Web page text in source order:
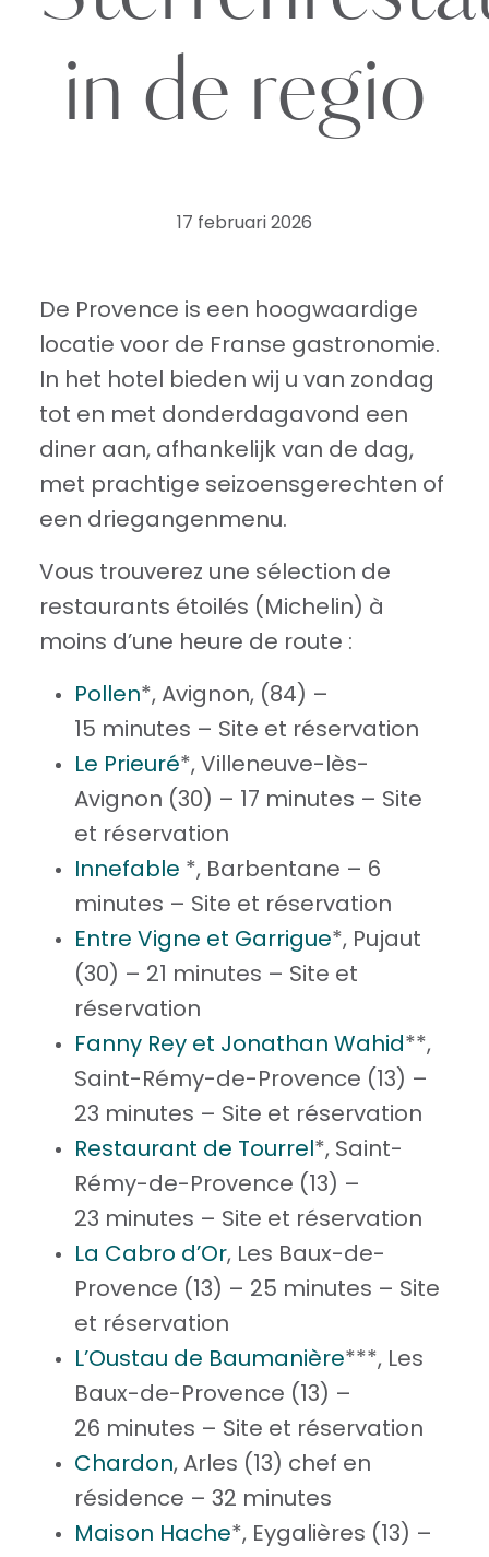
in de regio
17 februari 2026
De Provence is een hoogwaardige
locatie voor de Franse gastronomie.
In het hotel bieden wij u van zondag
tot en met donderdagavond een
diner aan, afhankelijk van de dag,
met prachtige seizoensgerechten of
een driegangenmenu.
Vous trouverez une sélection de
restaurants étoilés (Michelin) à
moins d’une heure de route :
Pollen*, Avignon, (84) –
15 minutes – Site et réservation
Le Prieuré*, Villeneuve-lès-
Avignon (30) – 17 minutes – Site
et réservation
Innefable *, Barbentane – 6
minutes – Site et réservation
Entre Vigne et Garrigue*, Pujaut
(30) – 21 minutes – Site et
réservation
Fanny Rey et Jonathan Wahid **,
Saint-Rémy-de-Provence (13) –
23 minutes – Site et réservation
Restaurant de Tourrel *, Saint-
Rémy-de-Provence (13) –
23 minutes – Site et réservation
La Cabro d’Or, Les Baux-de-
Provence (13) – 25 minutes – Site
et réservation
L’Oustau de Baumanière***, Les
Baux-de-Provence (13) –
26 minutes – Site et réservation
Chardon, Arles (13) chef en
résidence – 32 minutes
Maison Hache*, Eygalières (13) –